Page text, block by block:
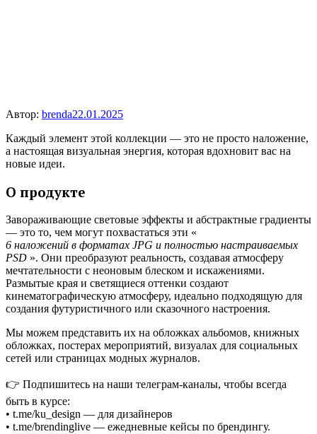
Автор: brenda22.01.2025
Каждый элемент этой коллекции — это не просто наложение,
а настоящая визуальная энергия, которая вдохновит вас на
новые идеи.
О продукте
Завораживающие световые эффекты и абстрактные градиенты
— это то, чем могут похвастаться эти «
6 наложений в форматах JPG и полностью настраиваемых
PSD ». Они преобразуют реальность, создавая атмосферу
мечтательности с неоновым блеском и искажениями.
Размытые края и светящиеся оттенки создают
кинематографическую атмосферу, идеально подходящую для
создания футуристичного или сказочного настроения.
Мы можем представить их на обложках альбомов, книжных
обложках, постерах мероприятий, визуалах для социальных
сетей или страницах модных журналов.
👉 Подпишитесь на наши телеграм-каналы, чтобы всегда
быть в курсе:
• t.me/ku_design — для дизайнеров
• t.me/brendinglive — ежедневные кейсы по брендингу.